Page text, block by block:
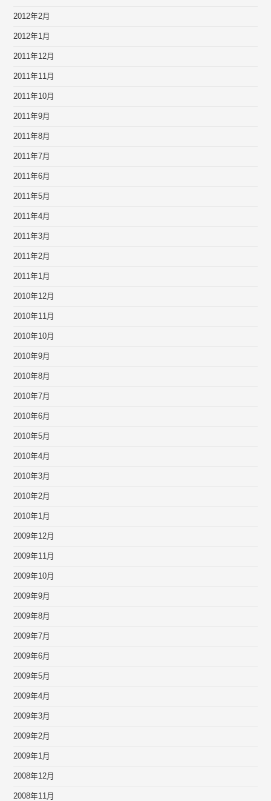
2012年2月
2012年1月
2011年12月
2011年11月
2011年10月
2011年9月
2011年8月
2011年7月
2011年6月
2011年5月
2011年4月
2011年3月
2011年2月
2011年1月
2010年12月
2010年11月
2010年10月
2010年9月
2010年8月
2010年7月
2010年6月
2010年5月
2010年4月
2010年3月
2010年2月
2010年1月
2009年12月
2009年11月
2009年10月
2009年9月
2009年8月
2009年7月
2009年6月
2009年5月
2009年4月
2009年3月
2009年2月
2009年1月
2008年12月
2008年11月